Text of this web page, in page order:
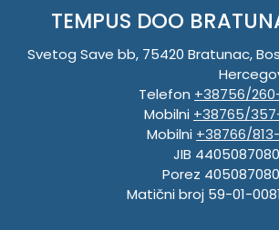
TEMPUS DOO
Svetog Save bb, 75420 Bratunac,
Telefon +38756/
Mobilni +38765/
Mobilni +38766/
JIB
Porez
Matični broj 59-01-